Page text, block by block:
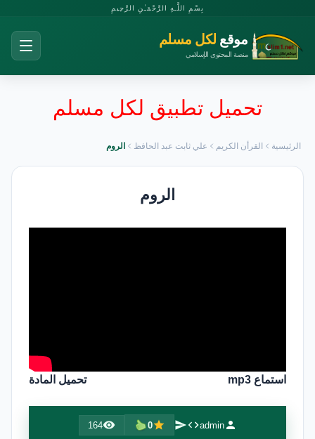
بِسْمِ اللَّـهِ الرَّحْمَـٰنِ الرَّحِيمِ
موقع لكل مسلم
منصة المحتوى الإسلامي
تحميل تطبيق لكل مسلم
الرئيسية القرأن الكريم علي ثابت عبد الحافظ الروم
الروم
استماع mp3 تحميل المادة
admin
0
164